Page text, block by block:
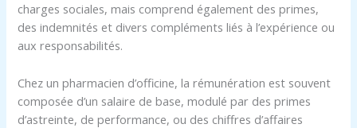
charges sociales, mais comprend également des primes,
des indemnités et divers compléments liés à l’expérience ou
aux responsabilités.
Chez un pharmacien d’officine, la rémunération est souvent
composée d’un salaire de base, modulé par des primes
d’astreinte, de performance, ou des chiffres d’affaires